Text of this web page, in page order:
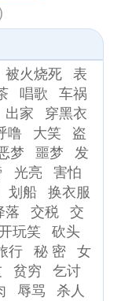
被火烧死
表
唱歌
车祸
出家
穿黑衣
噜 大笑
盗
梦 噩梦
发
光亮
害怕
划船
换衣服
落 交税
交
玩笑
砍头
行 秘 密
女
贫穷
乞讨
辱骂
杀人